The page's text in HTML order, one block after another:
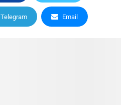
Telegram Email